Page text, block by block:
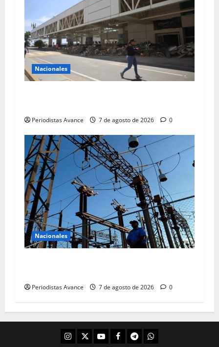
Nacionales
Periodistas Avance 7 de agosto de 2026 0
Nacionales
Periodistas Avance 7 de agosto de 2026 0